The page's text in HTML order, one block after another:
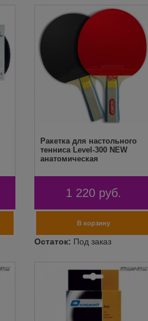
Ракетка для настольного
тенниса Level-300 NEW
анатомическая
1 220 руб.